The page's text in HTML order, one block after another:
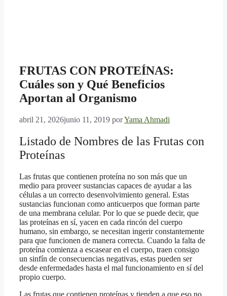
FRUTAS CON PROTEÍNAS:
Cuáles son y Qué Beneficios
Aportan al Organismo
abril 21, 2026junio 11, 2019 porYama Ahmadi
Listado de Nombres de las Frutas con
Proteínas
Las frutas que contienen proteína no son más que un
medio para proveer sustancias capaces de ayudar a las
células a un correcto desenvolvimiento general. Estas
sustancias funcionan como anticuerpos que forman parte
de una membrana celular. Por lo que se puede decir, que
las proteínas en sí, yacen en cada rincón del cuerpo
humano, sin embargo, se necesitan ingerir constantemente
para que funcionen de manera correcta. Cuando la falta de
proteína comienza a escasear en el cuerpo, traen consigo
un sinfín de consecuencias negativas, estas pueden ser
desde enfermedades hasta el mal funcionamiento en sí del
propio cuerpo.
Las frutas que contienen proteínas y tienden a que eso no